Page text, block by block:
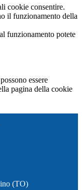
cookie consentire.
il funzionamento della
funzionamento potete
essere
pagina della cookie
(TO)